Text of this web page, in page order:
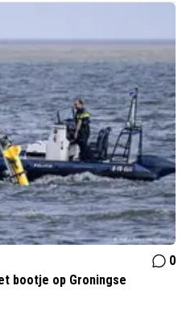
0
bootje op Groningse